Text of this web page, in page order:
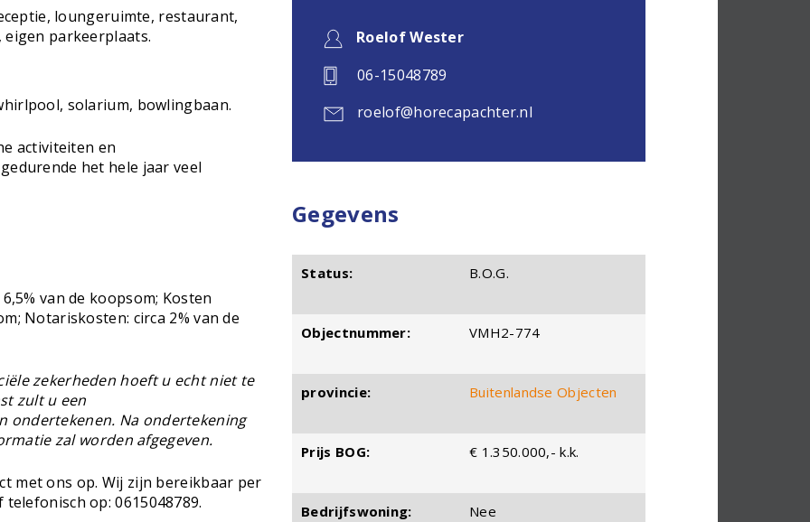
loungeruimte, restaurant,
parkeerplaats.
solarium, bowlingbaan.
activiteiten en
het hele jaar veel
van de koopsom; Kosten
Notariskosten: circa 2% van de
zekerheden hoeft u echt niet te
zult u een
ondertekenen. Na ondertekening
zal worden afgegeven.
met ons op. Wij zijn bereikbaar per
telefonisch op: 0615048789.
Roelof Wester
06-15048789
roelof@horecapachter.nl
Gegevens
Status: B.O.G.
Objectnummer: VMH2-774
provincie: Buitenlandse Objecten
Prijs BOG: € 1.350.000,- k.k.
Bedrijfswoning: Nee